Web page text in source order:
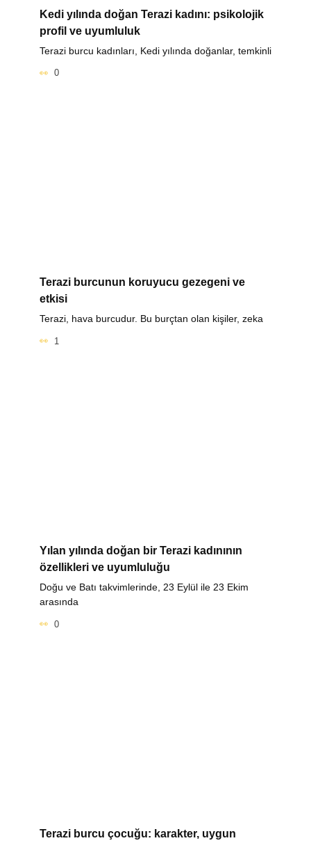
Kedi yılında doğan Terazi kadını: psikolojik
profil ve uyumluluk
Terazi burcu kadınları, Kedi yılında doğanlar, temkinli
0
Terazi burcunun koruyucu gezegeni ve
etkisi
Terazi, hava burcudur. Bu burçtan olan kişiler, zeka
1
Yılan yılında doğan bir Terazi kadınının
özellikleri ve uyumluluğu
Doğu ve Batı takvimlerinde, 23 Eylül ile 23 Ekim
arasında
0
Terazi burcu çocuğu: karakter, uygun